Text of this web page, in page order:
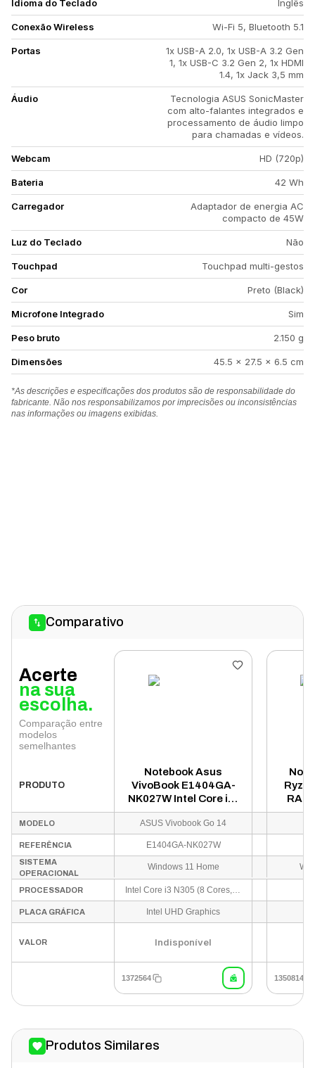
Idioma do Teclado Inglês
Conexão Wireless Wi-Fi 5, Bluetooth 5.1
Portas
1x USB-A 2.0, 1x USB-A 3.2 Gen
1, 1x USB-C 3.2 Gen 2, 1x HDMI
1.4, 1x Jack 3,5 mm
Áudio
Tecnologia ASUS SonicMaster
com alto-falantes integrados e
processamento de áudio limpo
para chamadas e vídeos.
Webcam HD (720p)
Bateria 42 Wh
Carregador
Adaptador de energia AC
compacto de 45W
Luz do Teclado Não
Touchpad Touchpad multi-gestos
Cor Preto (Black)
Microfone Integrado Sim
Peso bruto 2.150 g
Dimensões 45.5 x 27.5 x 6.5 cm
*As descrições e especificações dos produtos são de responsabilidade do
fabricante. Não nos responsabilizamos por imprecisões ou inconsistências
nas informações ou imagens exibidas.
Comparativo
Acerte
na sua
escolha.
Comparação entre
modelos
semelhantes
PRODUTO
Notebook Asus
VivoBook E1404GA-
NK027W Intel Core i3-
N305 8GB RAM 256GB
SSD Tela 14" Full HD
NK027W
RAM
15.6"
MODELO ASUS Vivobook Go 14
REFERÊNCIA E1404GA-NK027W
SISTEMA
OPERACIONAL
Windows 11 Home
PROCESSADOR Intel Core i3 N305 (8 Cores, 8 Threads, até 3.80GHz, 6MB Cache - Excelente eficiência energética e desempenho multitarefa)
PLACA GRÁFICA Intel UHD Graphics
VALOR Indisponível
1372564 1350814
Produtos Similares